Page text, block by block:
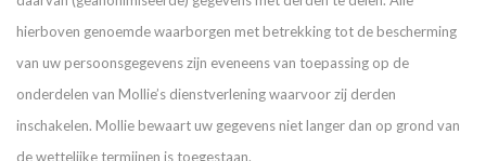
hierboven genoemde waarborgen met betrekking tot de bescherming
van uw persoonsgegevens zijn eveneens van toepassing op de
onderdelen van Mollie’s dienstverlening waarvoor zij derden
inschakelen. Mollie bewaart uw gegevens niet langer dan op grond van
de wettelijke termijnen is toegestaan.